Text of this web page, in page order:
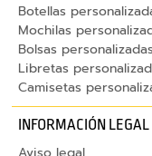
T
e
c
l
a
d
o
Botellas
Mochilas
Bolsas personalizadas
Libretas
Camisetas
INFORMACIÓN LEGAL